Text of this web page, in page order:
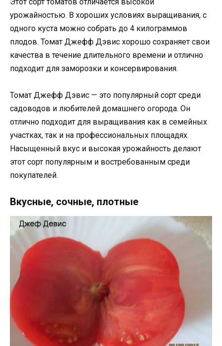
урожайностью. В хороших условиях выращивания, с
одного куста можно собрать до 4 килограммов
плодов. Томат Джефф Дэвис хорошо сохраняет свои
качества в течение длительного времени и отлично
подходит для заморозки и консервирования.
Томат Джефф Дэвис — это популярный сорт среди
садоводов и любителей домашнего огорода. Он
отлично подходит для выращивания как в семейных
участках, так и на профессиональных площадях.
Насыщенный вкус и высокая урожайность делают
этот сорт популярным и востребованным среди
покупателей.
Вкусные, сочные, плотные